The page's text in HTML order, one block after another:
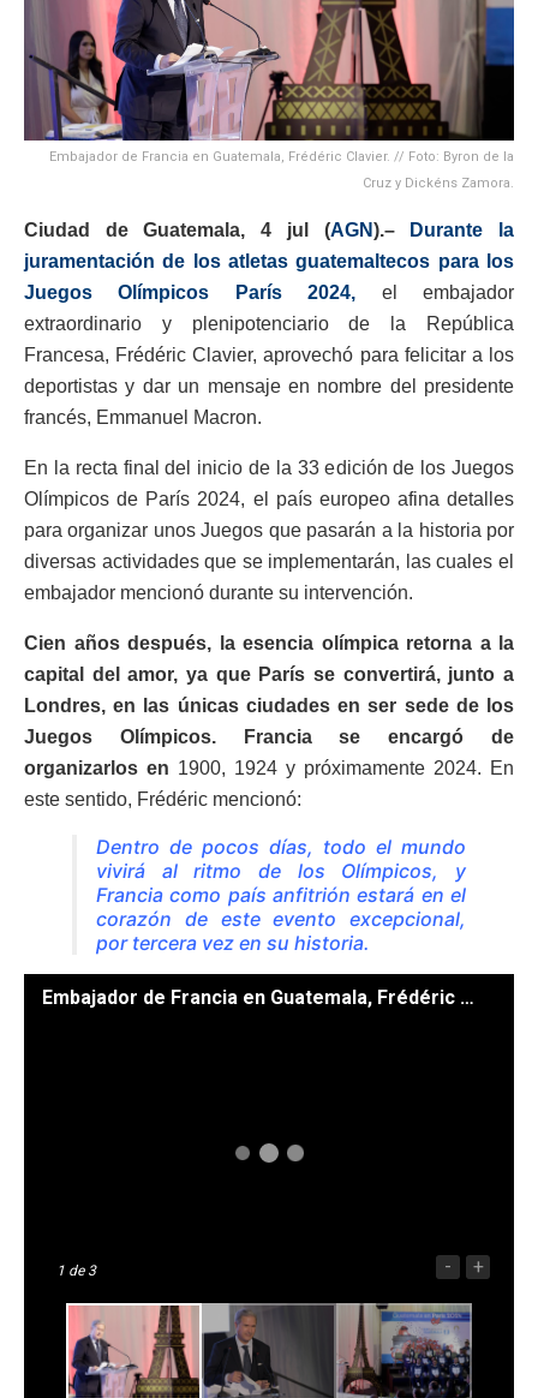
Embajador de Francia en Guatemala, Frédéric Clavier. // Foto: Byron de la
Cruz y Dickéns Zamora.
Ciudad de Guatemala, 4 jul (AGN).–
Durante la
juramentación de los atletas guatemaltecos para los
Juegos Olímpicos París 2024, el embajador
extraordinario y plenipotenciario de la República
Francesa, Frédéric Clavier, aprovechó para felicitar a los
deportistas y dar un mensaje en nombre del presidente
francés, Emmanuel Macron.
En la recta final del inicio de la 33 edición de los Juegos
Olímpicos de París 2024, el país europeo afina detalles
para organizar unos Juegos que pasarán a la historia por
diversas actividades que se implementarán, las cuales el
embajador mencionó durante su intervención.
Cien años después, la esencia olímpica retorna a la
capital del amor, ya que París se convertirá, junto a
Londres, en las únicas ciudades en ser sede de los
Juegos Olímpicos. Francia se encargó de
organizarlos en 1900, 1924 y próximamente 2024. En
este sentido, Frédéric mencionó:
Dentro de pocos días, todo el mundo
vivirá al ritmo de los Olímpicos, y
Francia como país anfitrión estará en el
corazón de este evento excepcional,
por tercera vez en su historia.
Embajador de Francia en Guatemala, Frédéric Clavier. // Foto: Byron de la Cruz y Dickéns Zamora.
1 de 3 - +